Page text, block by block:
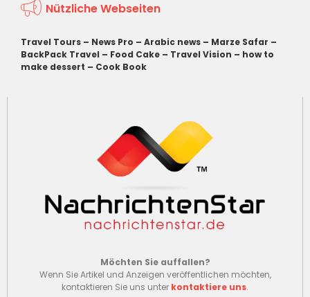
Nützliche Webseiten
Travel Tours – News Pro – Arabic news – Marze Safar –
BackPack Travel – Food Cake – Travel Vision – how to
make dessert – Cook Book
Möchten Sie auffallen?
Wenn Sie Artikel und Anzeigen veröffentlichen möchten,
kontaktieren Sie uns unter kontaktiere uns.